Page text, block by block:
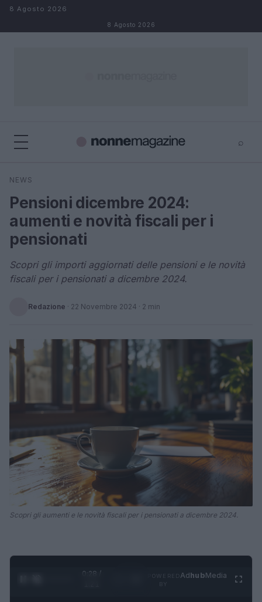
Salta al contenuto
8 Agosto 2026
8 Agosto 2026
⌕
Cerca
NEWS
Pensioni dicembre 2024:
aumenti e novità fiscali per i
pensionati
Scopri gli importi aggiornati delle pensioni e le novità
fiscali per i pensionati a dicembre 2024.
Redazione · 22 Novembre 2024 · 2 min
Scopri gli aumenti e le novità fiscali per i pensionati a dicembre 2024.
0:28 /
AdhubMedia